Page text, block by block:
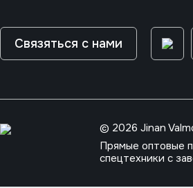
Связяться с нами
© 2026 Jinan
Прямые оптовые
спецтехники с